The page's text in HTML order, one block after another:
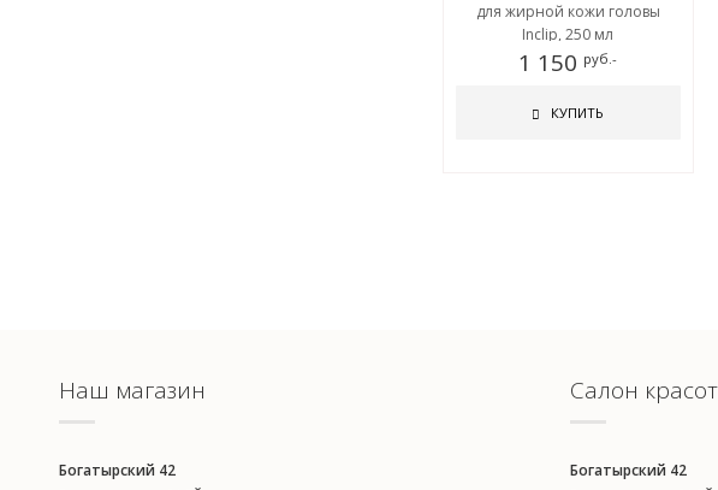
для жирной кожи головы
Inclip, 250 мл
1 150 руб.-
КУПИТЬ
Наш магазин
Богатырский 42
Салон
Богатырский 42